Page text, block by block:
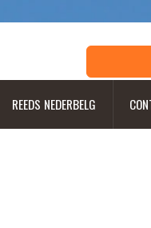
REEDS NEDERBELG